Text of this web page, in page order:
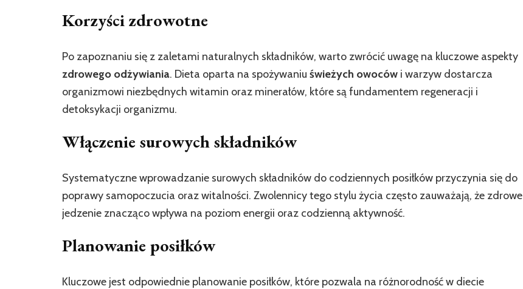
Korzyści zdrowotne
Po zapoznaniu się z zaletami naturalnych składników, warto zwrócić uwagę na kluczowe aspekty
zdrowego odżywiania. Dieta oparta na spożywaniu świeżych owoców i warzyw dostarcza
organizmowi niezbędnych witamin oraz minerałów, które są fundamentem regeneracji i
detoksykacji organizmu.
Włączenie surowych składników
Systematyczne wprowadzanie surowych składników do codziennych posiłków przyczynia się do
poprawy samopoczucia oraz witalności. Zwolennicy tego stylu życia często zauważają, że zdrowe
jedzenie znacząco wpływa na poziom energii oraz codzienną aktywność.
Planowanie posiłków
Kluczowe jest odpowiednie planowanie posiłków, które pozwala na różnorodność w diecie